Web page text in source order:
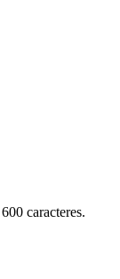
caracteres.